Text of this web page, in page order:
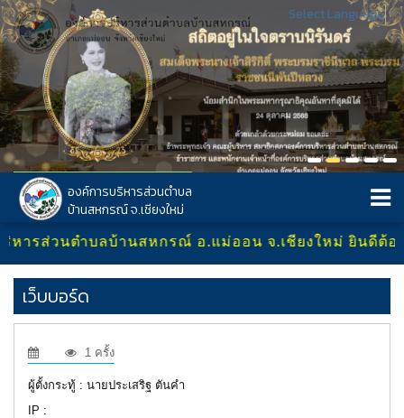
Select Language▼
องค์การบริหารส่วนตำบล
บ้านสหกรณ์ จ.เชียงใหม่
ารส่วนตำบลบ้านสหกรณ์ อ.แม่ออน จ.เชียงใหม่ ยินดีต้อน
เว็บบอร์ด
1 ครั้ง
ผู้ตั้งกระทู้ : นายประเสริฐ ตันคำ
IP :